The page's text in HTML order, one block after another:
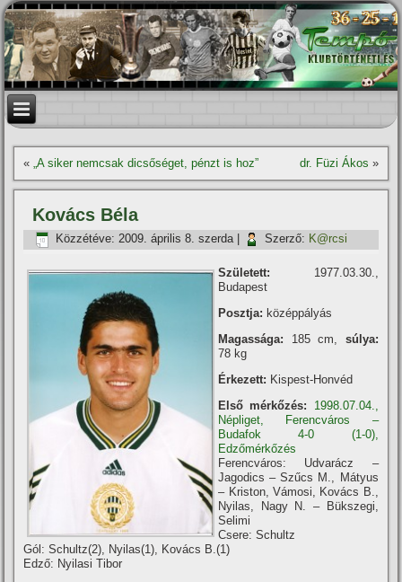
«„A siker nemcsak dicsőséget, pénzt is hoz” dr. Füzi Ákos »
Kovács Béla
Közzétéve: 2009. április 8. szerda| Szerző: K@rcsi
Született: 1977.03.30.,
Budapest
Posztja: középpályás
Magassága: 185 cm, súlya:
78 kg
Érkezett: Kispest-Honvéd
Első mérkőzés:
1998.07.04.,
Népliget, Ferencváros –
Budafok 4-0 (1-0),
Edzőmérkőzés
Ferencváros: Udvarácz –
Jagodics – Szűcs M., Mátyus
– Kriston, Vámosi, Kovács B.,
Nyilas, Nagy N. – Bükszegi,
Selimi
Csere: Schultz
Gól: Schultz(2), Nyilas(1), Kovács B.(1)
Edző: Nyilasi Tibor